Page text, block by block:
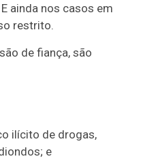
ainda nos casos em
restrito.
de fiança, são
ilícito de drogas,
e